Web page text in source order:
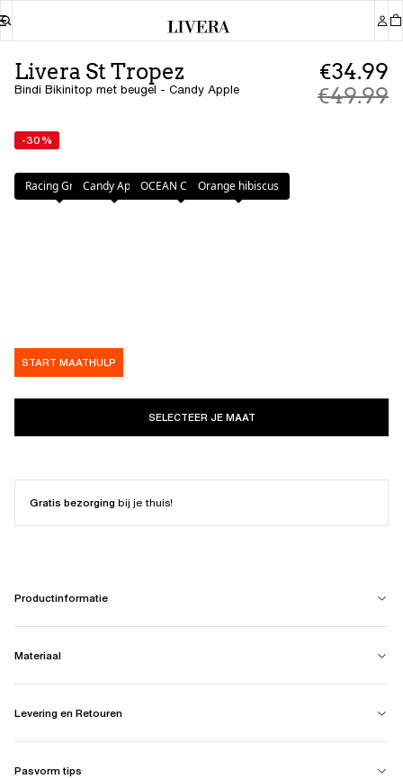
Livera St Tropez
Bindi Bikinitop met beugel - Candy Apple
€34.99
€49.99
-30%
Kleur: Candy Apple
Racing GreenCandy AppleOCEAN CAVERNOrange hibiscus
START MAATHULP
SELECTEER JE MAAT
Gratis bezorgingbij je thuis!
Productinformatie
Materiaal
Levering en Retouren
Pasvorm tips